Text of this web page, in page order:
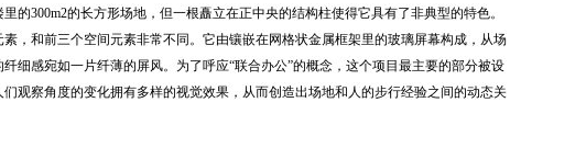
300m2的长方形场地，但一根矗立在正中央的结构柱使得它具有了非典型的特色。
，和前三个空间元素非常不同。它由镶嵌在网格状金属框架里的玻璃屏幕构成，从场
细感宛如一片纤薄的屏风。为了呼应“联合办公”的概念，这个项目最主要的部分被设
观察角度的变化拥有多样的视觉效果，从而创造出场地和人的步行经验之间的动态关